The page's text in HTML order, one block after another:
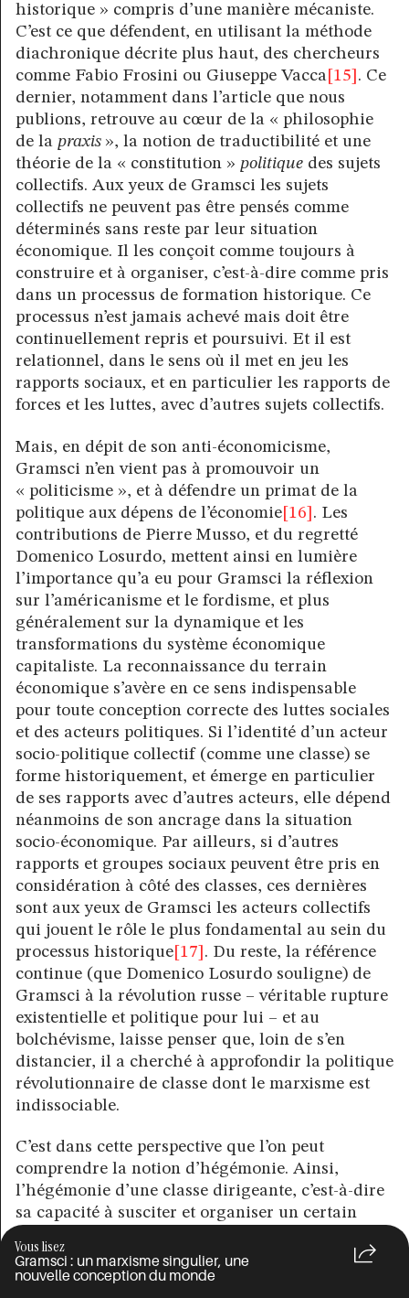
Vous lisez
Gramsci : un marxisme singulier, une
nouvelle conception du monde
historique » compris d’une manière mécaniste.
C’est ce que défendent, en utilisant la méthode
diachronique décrite plus haut, des chercheurs
comme Fabio Frosini ou Giuseppe Vacca [15] . Ce
dernier, notamment dans l’article que nous
publions, retrouve au cœur de la « philosophie
de la praxis », la notion de traductibilité et une
théorie de la « constitution » politique des sujets
collectifs. Aux yeux de Gramsci les sujets
collectifs ne peuvent pas être pensés comme
déterminés sans reste par leur situation
économique. Il les conçoit comme toujours à
construire et à organiser, c’est-à-dire comme pris
dans un processus de formation historique. Ce
processus n’est jamais achevé mais doit être
continuellement repris et poursuivi. Et il est
relationnel, dans le sens où il met en jeu les
rapports sociaux, et en particulier les rapports de
forces et les luttes, avec d’autres sujets collectifs.
Mais, en dépit de son anti-économicisme,
Gramsci n’en vient pas à promouvoir un
« politicisme », et à défendre un primat de la
politique aux dépens de l’économie[16] . Les
contributions de Pierre Musso, et du regretté
Domenico Losurdo, mettent ainsi en lumière
l’importance qu’a eu pour Gramsci la réflexion
sur l’américanisme et le fordisme, et plus
généralement sur la dynamique et les
transformations du système économique
capitaliste. La reconnaissance du terrain
économique s’avère en ce sens indispensable
pour toute conception correcte des luttes sociales
et des acteurs politiques. Si l’identité d’un acteur
socio-politique collectif (comme une classe) se
forme historiquement, et émerge en particulier
de ses rapports avec d’autres acteurs, elle dépend
néanmoins de son ancrage dans la situation
socio-économique. Par ailleurs, si d’autres
rapports et groupes sociaux peuvent être pris en
considération à côté des classes, ces dernières
sont aux yeux de Gramsci les acteurs collectifs
qui jouent le rôle le plus fondamental au sein du
processus historique[17] . Du reste, la référence
continue (que Domenico Losurdo souligne) de
Gramsci à la révolution russe – véritable rupture
existentielle et politique pour lui – et au
bolchévisme, laisse penser que, loin de s’en
distancier, il a cherché à approfondir la politique
révolutionnaire de classe dont le marxisme est
indissociable.
C’est dans cette perspective que l’on peut
comprendre la notion d’hégémonie. Ainsi,
l’hégémonie d’une classe dirigeante, c’est-à-dire
sa capacité à susciter et organiser un certain
sociaux, ne saurait être réduite à la culture.
D’une part, elle est toujours également, et